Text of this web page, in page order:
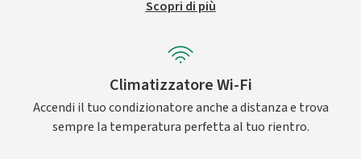
Scopri di più
Climatizzatore Wi-Fi
Accendi il tuo condizionatore anche a distanza e trova
sempre la temperatura perfetta al tuo rientro.